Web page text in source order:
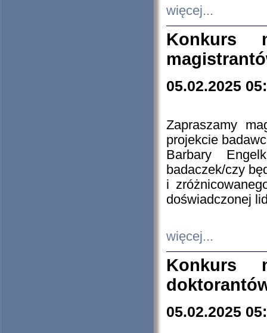
więcej...
Konkurs
05.02.2025
Zapraszamy
projekcie
Barbary
badaczek/czy
i
doświadczonej
więcej...
Konkurs
05.02.2025